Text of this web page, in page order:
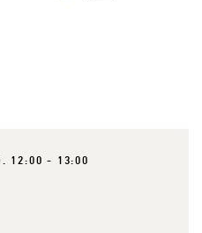
12:00 - 13:00